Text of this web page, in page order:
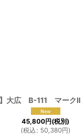
】大広 B-111 マークII
45,800円(税別)
(税込: 50,380円)